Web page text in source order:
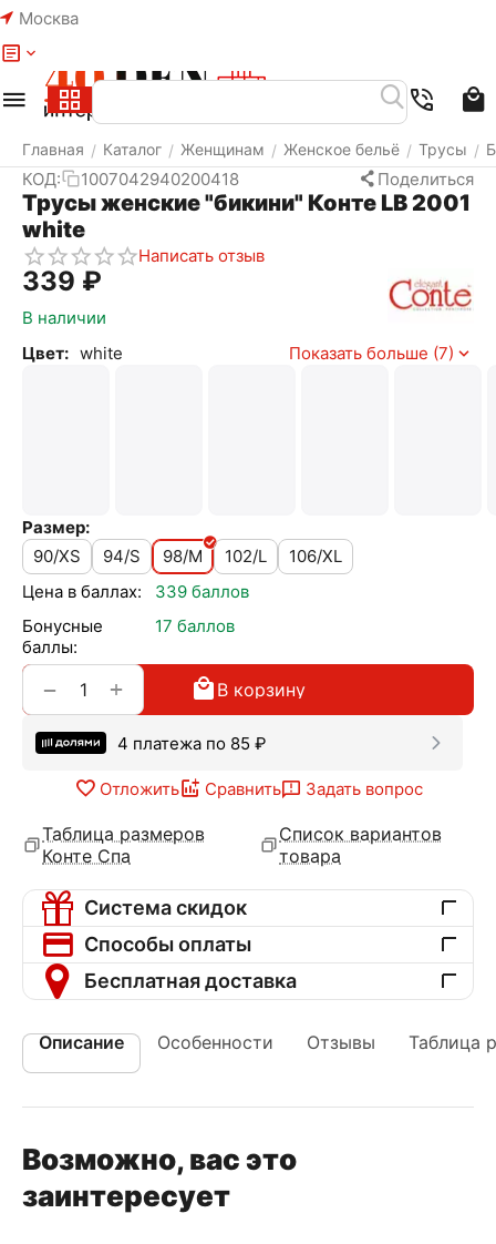
Москва
Главная / Каталог / Женщинам / Женское бельё / Трусы /
КОД: 1007042940200418 Поделиться
Трусы женские "бикини" Конте LB 2001
white
Написать отзыв
‍339‍ ₽
В наличии
Цвет: white Показать больше (7)
Размер:
90/XS
94/S 98/M 102/L
106/XL
Цена в баллах:
339 баллов
Бонусные
баллы:
17 баллов
+
− В корзину
4 платежа по 85 ₽
Отложить Сравнить Задать вопрос
Таблица размеров
Конте Спа
Список вариантов
товара
Система скидок
Способы оплаты
Бесплатная доставка
Описание Особенности Отзывы Таблица
Возможно, вас это
заинтересует
Меню